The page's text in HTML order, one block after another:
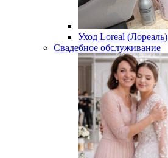
Уход Loreal (Лореаль)
Свадебное обслуживание